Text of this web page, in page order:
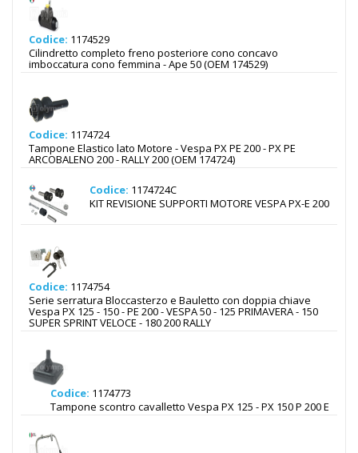
Codice: 1174529
Cilindretto completo freno posteriore cono concavo
imboccatura cono femmina - Ape 50 (OEM 174529)
Codice: 1174724
Tampone Elastico lato Motore - Vespa PX PE 200 - PX PE
ARCOBALENO 200 - RALLY 200 (OEM 174724)
Codice: 1174724C
KIT REVISIONE SUPPORTI MOTORE VESPA PX-E 200
Codice: 1174754
Serie serratura Bloccasterzo e Bauletto con doppia chiave
Vespa PX 125 - 150 - PE 200 - VESPA 50 - 125 PRIMAVERA - 150
SUPER SPRINT VELOCE - 180 200 RALLY
Codice: 1174773
Tampone scontro cavalletto Vespa PX 125 - PX 150 P 200 E